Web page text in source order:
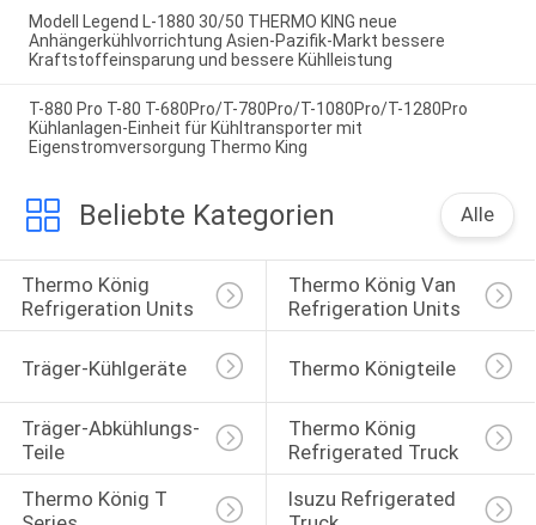
Modell Legend L-1880 30/50 THERMO KING neue
Anhängerkühlvorrichtung Asien-Pazifik-Markt bessere
Kraftstoffeinsparung und bessere Kühlleistung
T-880 Pro T-80 T-680Pro/T-780Pro/T-1080Pro/T-1280Pro
Kühlanlagen-Einheit für Kühltransporter mit
Eigenstromversorgung Thermo King
Beliebte Kategorien Alle
Thermo König
Refrigeration Units
Thermo König Van
Refrigeration Units
Träger-Kühlgeräte Thermo Königteile
Träger-Abkühlungs-
Teile
Thermo König
Refrigerated Truck
Thermo König T
Isuzu Refrigerated